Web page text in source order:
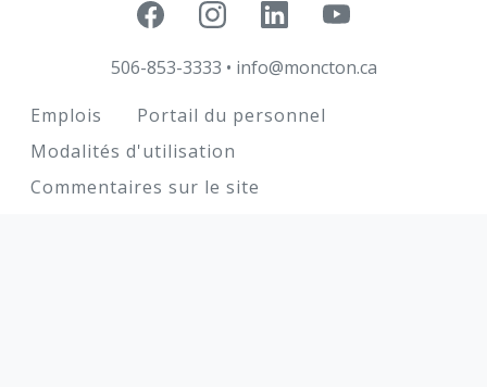
506-853-3333 • info@moncton.ca
Footer
Emplois
Portail du personnel
Modalités d'utilisation
Commentaires sur le site